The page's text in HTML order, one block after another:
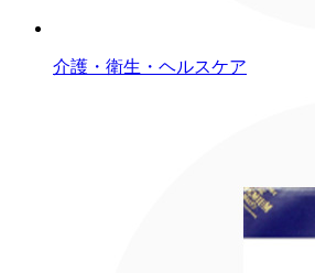
介護・衛生・ヘルスケア